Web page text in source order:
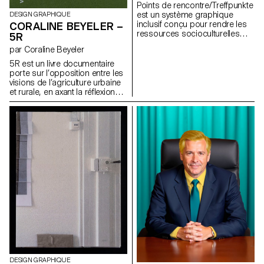
que comme système d’écriture.
DESIGN GRAPHIQUE
CORALINE BEYELER –
5R
par Coraline Beyeler
5R est un livre documentaire
porte sur l’opposition entre les
visions de l’agriculture urbaine
et rurale, en axant la réflexion
sur les développements
apportés par les nouvelles
générations. Il aborde les
thèmes de la pollution ainsi que
des problématiques sociales,
sanitaires et économiques.
Points de rencontre/Treffpunkte
est un système graphique
inclusif conçu pour rendre les
ressources socioculturelles
destinés aux allophones, il
repose sur un usage combiné
de pictogrammes, de couleurs,
de mots-clés visuels et d’une
signalétique modulaire.
Déployé aux entrées des
centres sociaux via des
panneaux interchangeables,
ainsi que par des campagnes
d’affichage (imprimés et
digitales), il rend ces structures
visibles dans l’espace public à
celles et ceux qui cherchent un
service, un réseau, ou
simplement un lieu accueillant.
DESIGN GRAPHIQUE